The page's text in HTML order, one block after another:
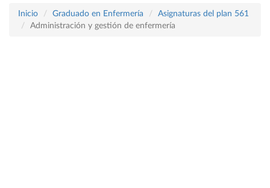
Inicio Graduado en Enfermería
Asignaturas del plan 561
Administración y gestión de enfermería